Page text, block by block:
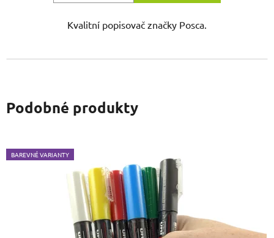
Kvalitní popisovač značky Posca.
Podobné produkty
BAREVNÉ VARIANTY